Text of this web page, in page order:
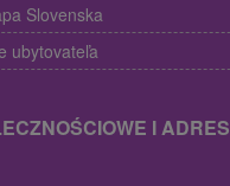
Slovenska
ubytovateľa
I ADRES